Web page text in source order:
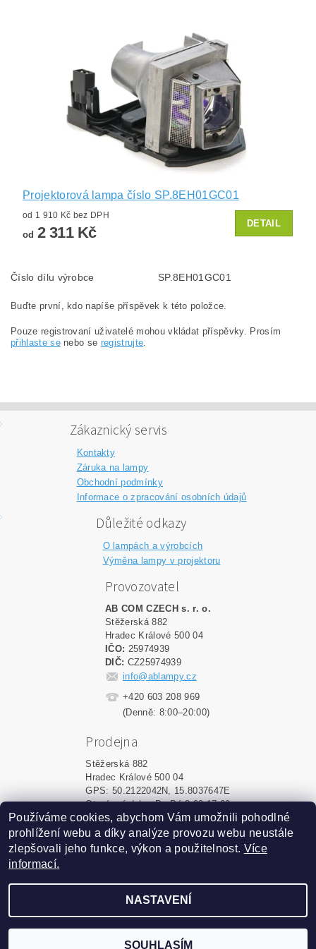
Projektorová lampa číslo SP.8EH01GC01
od 1 910 Kč bez DPH
od 2 311 Kč
DETAIL
Číslo dílu výrobce SP.8EH01GC01
Buďte první, kdo napíše příspěvek k této položce.
Pouze registrovaní uživatelé mohou vkládat příspěvky. Prosím
přihlaste senebo se registrujte.
Zákaznický servis
Kontakty
Záruka na lampy
Obchodní podmínky
Informace o zpracování osobních údajů
Důležité odkazy
O lampách a výrobcích
Výměna lampy v projektoru
Provozovatel
AB COM CZECH s. r. o.
Stěžerská 882
Hradec Králové 500 04
IČO: 25974939
DIČ: CZ25974939
info@ablampy.cz
+420 603 208 969
(Denně: 8:00–20:00)
Prodejna
Stěžerská 882
Hradec Králové 500 04
GPS: 50.2122042N, 15.8037647E
Otevírací doba: Po-Pá 8:00-17:00
2026 © ablampy.cz, všechna práva vyhrazena Upravit nastavení cookies
Podle zákona o evidenci tržeb
je prodávající povinen
Zároveň je povinen
Používáme cookies, abychom Vám umožnili pohodlné
prohlížení webu a díky analýze provozu webu neustále
zlepšovali jeho funkce, výkon a použitelnost. Více
informací.
NASTAVENÍ
SOUHLASÍM